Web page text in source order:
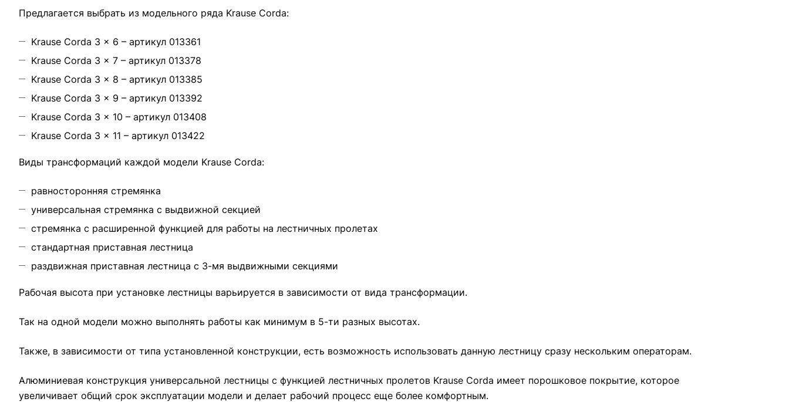
Предлагается выбрать из модельного ряда Krause Corda:
Krause Corda 3 x 6 – артикул 013361
Krause Corda 3 x 7 – артикул 013378
Krause Corda 3 x 8 – артикул 013385
Krause Corda 3 x 9 – артикул 013392
Krause Corda 3 x 10 – артикул 013408
Krause Corda 3 x 11 – артикул 013422
Виды трансформаций каждой модели Krause Corda:
равносторонняя стремянка
универсальная стремянка с выдвижной секцией
стремянка с расширенной функцией для работы на лестничных пролетах
стандартная приставная лестница
раздвижная приставная лестница с 3-мя выдвижными секциями
Рабочая высота при установке лестницы варьируется в зависимости от вида трансформации.
Так на одной модели можно выполнять работы как минимум в 5-ти разных высотах.
Также, в зависимости от типа установленной конструкции, есть возможность использовать данную лестницу сразу нескольким операторам.
Алюминиевая конструкция универсальной лестницы с функцией лестничных пролетов Krause Corda имеет порошковое покрытие, которое
увеличивает общий срок эксплуатации модели и делает рабочий процесс еще более комфортным.